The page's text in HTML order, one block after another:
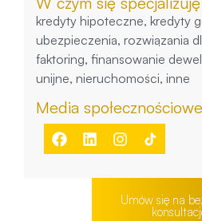
kredyty hipoteczne, kredyty
ubezpieczenia, rozwiązania
faktoring, finansowanie
unijne, nieruchomości, inne
Media społecznościowe
Umów się na